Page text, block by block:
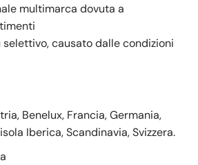
multimarca dovuta a
causato dalle condizioni
Benelux, Francia, Germania,
Iberica, Scandinavia, Svizzera.